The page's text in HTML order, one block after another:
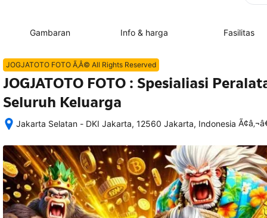
Gambaran Info & harga Fasilitas
JOGJATOTO FOTO Ã‚Â© All Rights Reserved
JOGJATOTO FOTO : Spesialiasi
Seluruh Keluarga
Jakarta Selatan - DKI Jakarta, 12560 Jakarta, Indonesia
memesan,
semua
rincian
akomodasi
termasuk
nomor